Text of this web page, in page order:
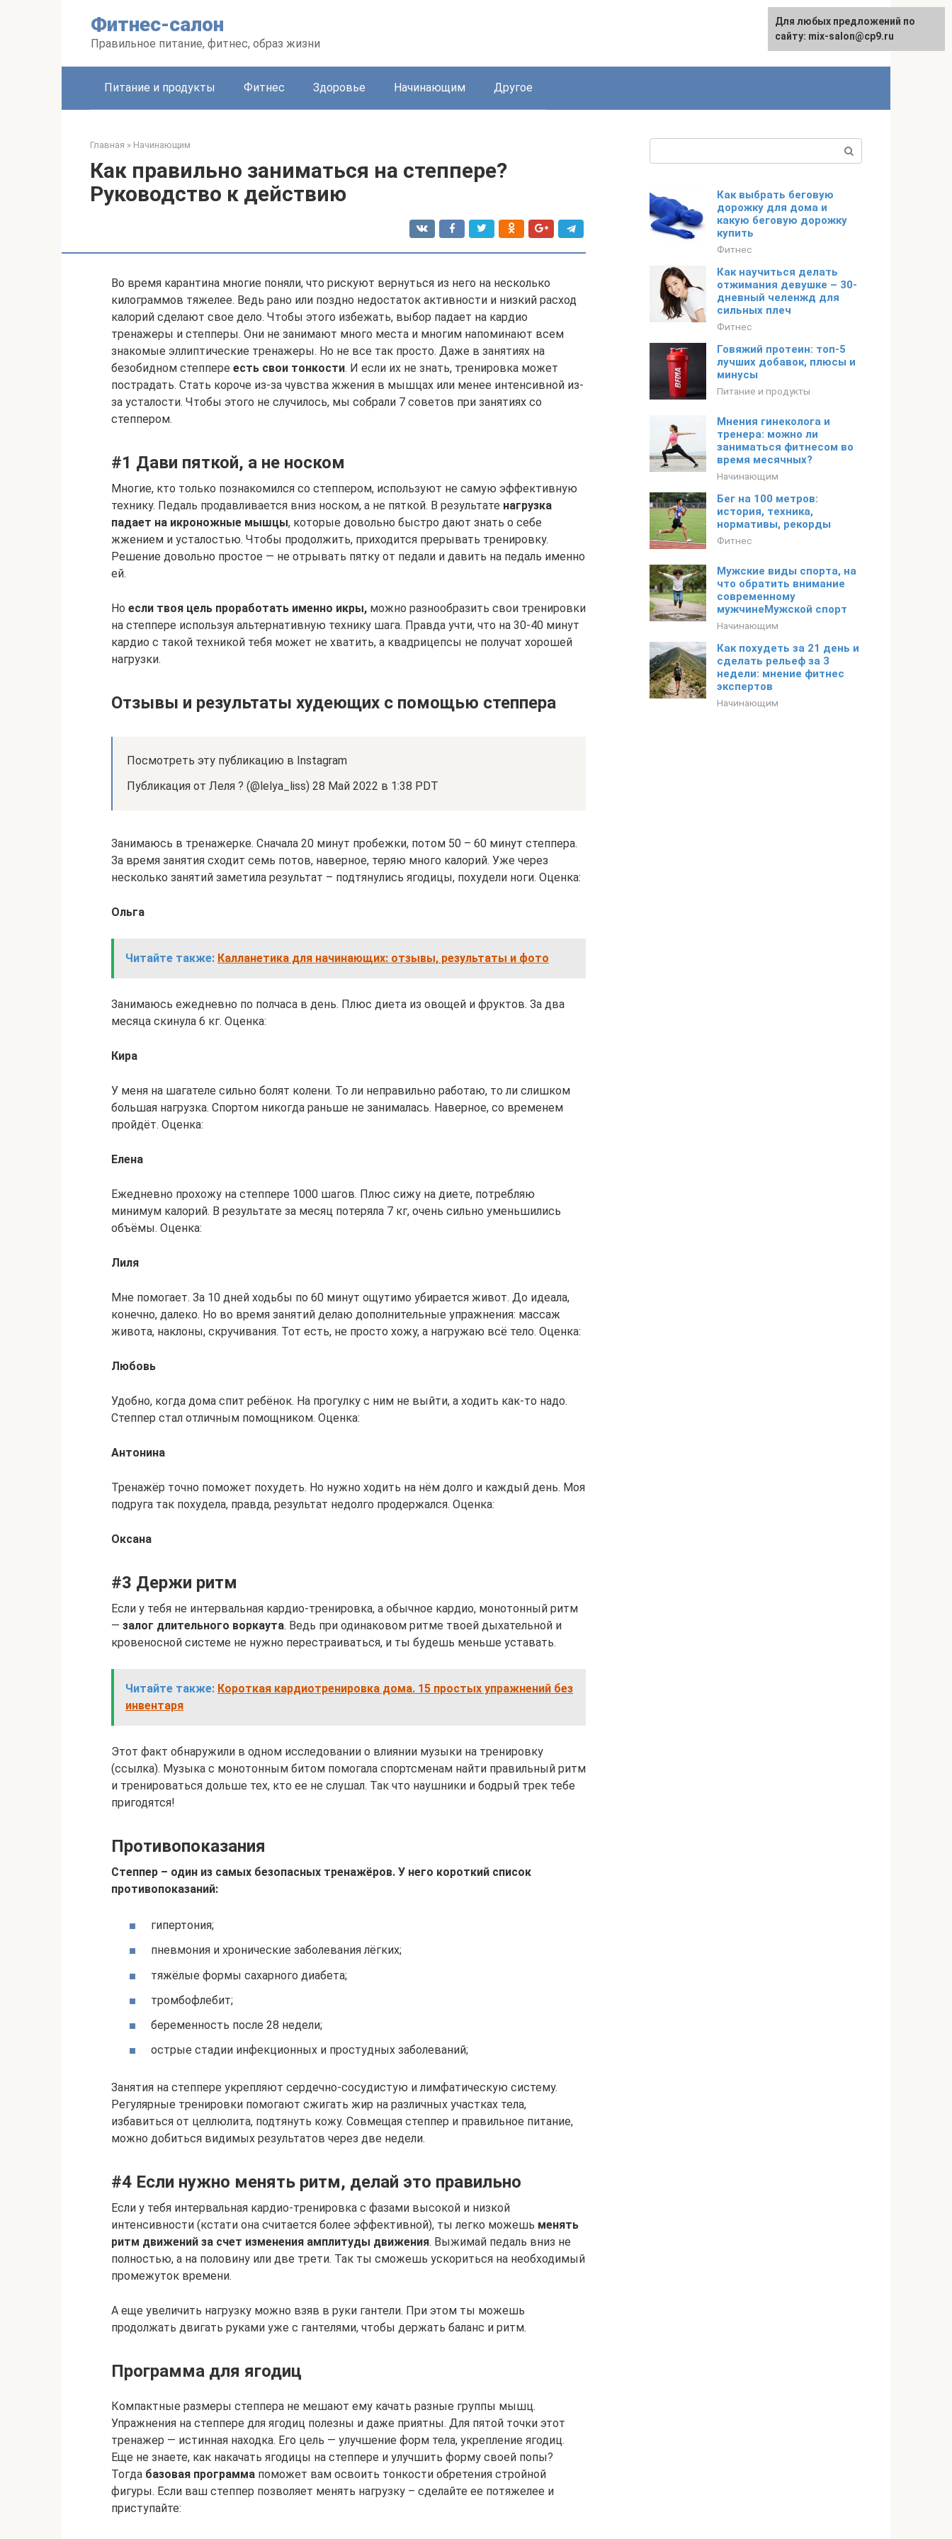
Фитнес-салон
Правильное питание, фитнес, образ жизни
Питание и продукты Фитнес Здоровье Начинающим Другое
Главная » Начинающим
Как правильно заниматься на степпере?
Руководство к действию
Во время карантина многие поняли, что рискуют вернуться из него на несколько
килограммов тяжелее. Ведь рано или поздно недостаток активности и низкий расход
калорий сделают свое дело. Чтобы этого избежать, выбор падает на кардио
тренажеры и степперы. Они не занимают много места и многим напоминают всем
знакомые эллиптические тренажеры. Но не все так просто. Даже в занятиях на
безобидном степпере есть свои тонкости. И если их не знать, тренировка может
пострадать. Стать короче из-за чувства жжения в мышцах или менее интенсивной из-
за усталости. Чтобы этого не случилось, мы собрали 7 советов при занятиях со
степпером.
#1 Дави пяткой, а не носком
Многие, кто только познакомился со степпером, используют не самую эффективную
технику. Педаль продавливается вниз носком, а не пяткой. В результате нагрузка
падает на икроножные мышцы, которые довольно быстро дают знать о себе
жжением и усталостью. Чтобы продолжить, приходится прерывать тренировку.
Решение довольно простое — не отрывать пятку от педали и давить на педаль именно
ей.
Но если твоя цель проработать именно икры, можно разнообразить свои тренировки
на степпере используя альтернативную технику шага. Правда учти, что на 30-40 минут
кардио с такой техникой тебя может не хватить, а квадрицепсы не получат хорошей
нагрузки.
Отзывы и результаты худеющих с помощью степпера
Посмотреть эту публикацию в Instagram
Публикация от Леля ? (@lelya_liss) 28 Май 2022 в 1:38 PDT
Занимаюсь в тренажерке. Сначала 20 минут пробежки, потом 50 – 60 минут степпера.
За время занятия сходит семь потов, наверное, теряю много калорий. Уже через
несколько занятий заметила результат – подтянулись ягодицы, похудели ноги. Оценка:
Ольга
Читайте также: Калланетика для начинающих: отзывы, результаты и фото
Занимаюсь ежедневно по полчаса в день. Плюс диета из овощей и фруктов. За два
месяца скинула 6 кг. Оценка:
Кира
У меня на шагателе сильно болят колени. То ли неправильно работаю, то ли слишком
большая нагрузка. Спортом никогда раньше не занималась. Наверное, со временем
пройдёт. Оценка:
Елена
Ежедневно прохожу на степпере 1000 шагов. Плюс сижу на диете, потребляю
минимум калорий. В результате за месяц потеряла 7 кг, очень сильно уменьшились
объёмы. Оценка:
Лиля
Мне помогает. За 10 дней ходьбы по 60 минут ощутимо убирается живот. До идеала,
конечно, далеко. Но во время занятий делаю дополнительные упражнения: массаж
живота, наклоны, скручивания. Тот есть, не просто хожу, а нагружаю всё тело. Оценка:
Любовь
Удобно, когда дома спит ребёнок. На прогулку с ним не выйти, а ходить как-то надо.
Степпер стал отличным помощником. Оценка:
Антонина
Тренажёр точно поможет похудеть. Но нужно ходить на нём долго и каждый день. Моя
подруга так похудела, правда, результат недолго продержался. Оценка:
Оксана
#3 Держи ритм
Если у тебя не интервальная кардио-тренировка, а обычное кардио, монотонный ритм
— залог длительного воркаута. Ведь при одинаковом ритме твоей дыхательной и
кровеносной системе не нужно перестраиваться, и ты будешь меньше уставать.
Читайте также: Короткая кардиотренировка дома. 15 простых упражнений без
инвентаря
Этот факт обнаружили в одном исследовании о влиянии музыки на тренировку
(ссылка). Музыка с монотонным битом помогала спортсменам найти правильный ритм
и тренироваться дольше тех, кто ее не слушал. Так что наушники и бодрый трек тебе
пригодятся!
Противопоказания
Степпер – один из самых безопасных тренажёров. У него короткий список
противопоказаний:
гипертония;
пневмония и хронические заболевания лёгких;
тяжёлые формы сахарного диабета;
тромбофлебит;
беременность после 28 недели;
острые стадии инфекционных и простудных заболеваний;
Занятия на степпере укрепляют сердечно-сосудистую и лимфатическую систему.
Регулярные тренировки помогают сжигать жир на различных участках тела,
избавиться от целлюлита, подтянуть кожу. Совмещая степпер и правильное питание,
можно добиться видимых результатов через две недели.
#4 Если нужно менять ритм, делай это правильно
Если у тебя интервальная кардио-тренировка с фазами высокой и низкой
интенсивности (кстати она считается более эффективной), ты легко можешь менять
ритм движений за счет изменения амплитуды движения. Выжимай педаль вниз не
полностью, а на половину или две трети. Так ты сможешь ускориться на необходимый
промежуток времени.
А еще увеличить нагрузку можно взяв в руки гантели. При этом ты можешь
продолжать двигать руками уже с гантелями, чтобы держать баланс и ритм.
Программа для ягодиц
Компактные размеры степпера не мешают ему качать разные группы мышц.
Упражнения на степпере для ягодиц полезны и даже приятны. Для пятой точки этот
тренажер — истинная находка. Его цель — улучшение форм тела, укрепление ягодиц.
Еще не знаете, как накачать ягодицы на степпере и улучшить форму своей попы?
Тогда базовая программа поможет вам освоить тонкости обретения стройной
фигуры. Если ваш степпер позволяет менять нагрузку – сделайте ее потяжелее и
приступайте:
Как выбрать беговую
дорожку для дома и
какую беговую дорожку
купить
Фитнес
Как научиться делать
отжимания девушке – 30-
дневный челенжд для
сильных плеч
Фитнес
Говяжий протеин: топ-5
лучших добавок, плюсы и
минусы
Питание и продукты
Мнения гинеколога и
тренера: можно ли
заниматься фитнесом во
время месячных?
Начинающим
Бег на 100 метров:
история, техника,
нормативы, рекорды
Фитнес
Мужские виды спорта, на
что обратить внимание
современному
мужчинеМужской спорт
Начинающим
Как похудеть за 21 день и
сделать рельеф за 3
недели: мнение фитнес
экспертов
Начинающим
Для любых предложений по
сайту: mix-salon@cp9.ru